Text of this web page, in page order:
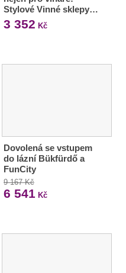
Stylové Vinné sklepy…
3 352 Kč
Dovolená se vstupem
do lázní Bükfürdő a
FunCity
9 167 Kč
6 541 Kč